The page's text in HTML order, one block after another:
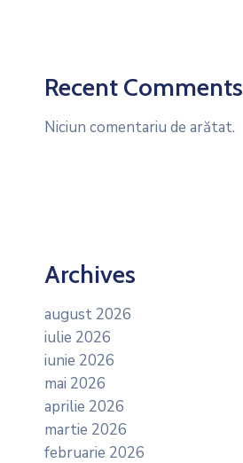
Recent Comments
Niciun comentariu de arătat.
Archives
august 2026
iulie 2026
iunie 2026
mai 2026
aprilie 2026
martie 2026
februarie 2026